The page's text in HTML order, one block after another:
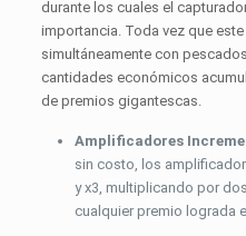
durante los cuales el
importancia. Toda vez que
simultáneamente con
cantidades económicos
de premios gigantescas.
Amplificadores
sin costo, los
y x3, multiplicando por
cualquier premio lograda